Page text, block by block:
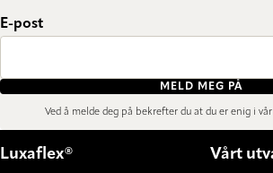
E-post
MELD MEG PÅ
Ved å melde deg på bekrefter du at du er enig i vår
Luxaflex® Vårt